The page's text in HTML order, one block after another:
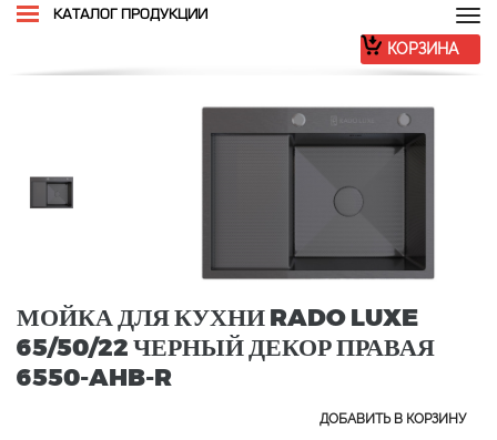
КАТАЛОГ ПРОДУКЦИИ
КОРЗИНА
МОЙКА ДЛЯ КУХНИ RADO LUXE
65/50/22 ЧЕРНЫЙ ДЕКОР ПРАВАЯ
6550-AHB-R
ДОБАВИТЬ В КОРЗИНУ